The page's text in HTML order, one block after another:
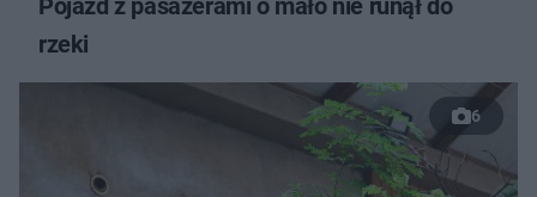
Pojazd z pasażerami o mało nie runął do
rzeki
6